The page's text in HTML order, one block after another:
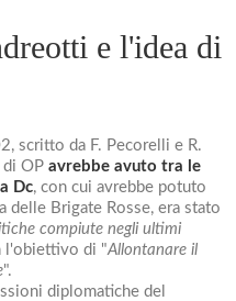
e l'idea di
scritto da F. Pecorelli e R.
di OP avrebbe avuto tra le
Dc, con cui avrebbe potuto
delle Brigate Rosse, era stato
compiute negli ultimi
l'obiettivo di "Allontanare il
".
diplomatiche del